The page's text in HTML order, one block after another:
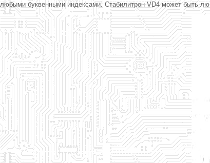
любыми буквенными индексами. Стабилитрон VD4 может быть